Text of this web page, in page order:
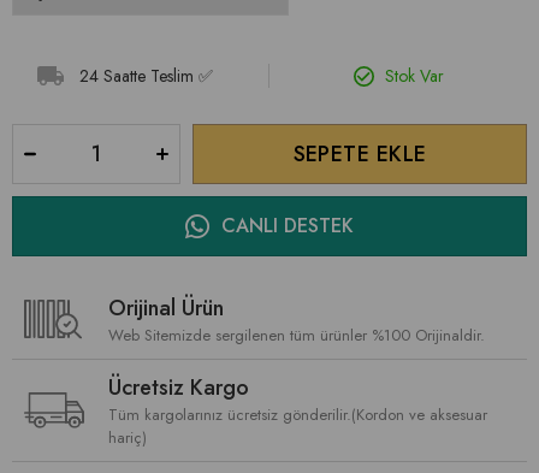
24 Saatte Teslim ✅ Stok Var
CANLI DESTEK
Orijinal Ürün
Web Sitemizde sergilenen tüm ürünler %100 Orijinaldir.
Ücretsiz Kargo
Tüm kargolarınız ücretsiz gönderilir.(Kordon ve aksesuar
hariç)